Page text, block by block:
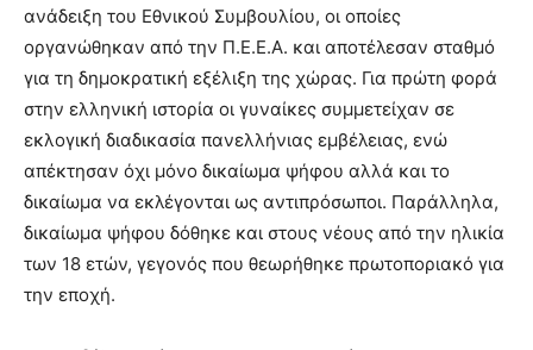
ανάδειξη του Εθνικού Συμβουλίου, οι οποίες
οργανώθηκαν από την Π.Ε.Ε.Α. και αποτέλεσαν σταθμό
για τη δημοκρατική εξέλιξη της χώρας. Για πρώτη φορά
στην ελληνική ιστορία οι γυναίκες συμμετείχαν σε
εκλογική διαδικασία πανελλήνιας εμβέλειας, ενώ
απέκτησαν όχι μόνο δικαίωμα ψήφου αλλά και το
δικαίωμα να εκλέγονται ως αντιπρόσωποι. Παράλληλα,
δικαίωμα ψήφου δόθηκε και στους νέους από την ηλικία
των 18 ετών, γεγονός που θεωρήθηκε πρωτοποριακό για
την εποχή.